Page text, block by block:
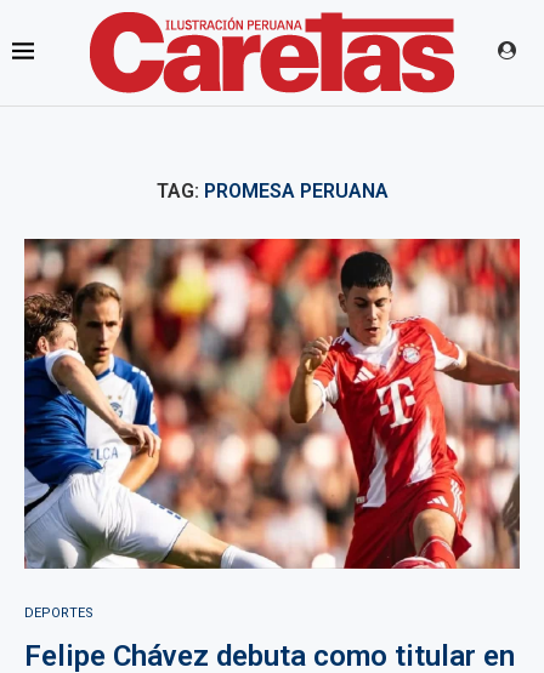
TAG: PROMESA PERUANA
DEPORTES
Felipe Chávez debuta como titular en